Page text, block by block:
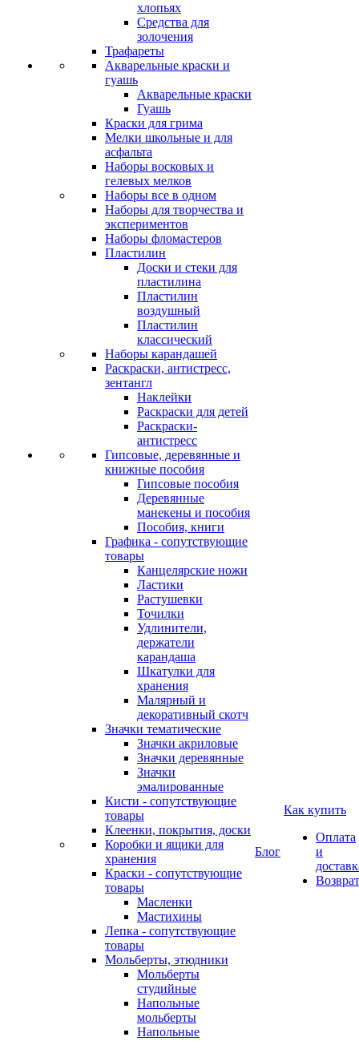
хлопьях
Средства для
золочения
Трафареты
Акварельные краски и
гуашь
Акварельные краски
Гуашь
Краски для грима
Мелки школьные и для
асфальта
Наборы восковых и
гелевых мелков
Наборы все в одном
Наборы для творчества и
экспериментов
Наборы фломастеров
Пластилин
Доски и стеки для
пластилина
Пластилин
воздушный
Пластилин
классический
Наборы карандашей
Раскраски, антистресс,
зентангл
Наклейки
Раскраски для детей
Раскраски-
антистресс
Гипсовые, деревянные и
книжные пособия
Гипсовые пособия
Деревянные
манекены и пособия
Пособия, книги
Графика - сопутствующие
товары
Канцелярские ножи
Ластики
Растушевки
Точилки
Удлинители,
держатели
карандаша
Шкатулки для
хранения
Малярный и
декоративный скотч
Значки тематические
Значки акриловые
Значки деревянные
Значки
эмалированные
Кисти - сопутствующие
товары
Клеенки, покрытия, доски
Коробки и ящики для
хранения
Краски - сопутствующие
товары
Масленки
Мастихины
Лепка - сопутствующие
товары
Мольберты, этюдники
Мольберты
студийные
Напольные
мольберты
Напольные
Блог
Как купить
Оплата
и
Возврат